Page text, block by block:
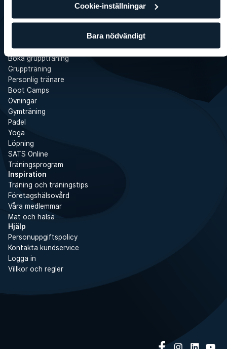
Cookie-inställningar
Bara nödvändigt
Investor Relations
Tjänster
Boka gruppträning
Gruppträning
Personlig tränare
Boot Camps
Övningar
Gymträning
Padel
Yoga
Löpning
SATS Online
Träningsprogram
Inspiration
Träning och träningstips
Företagshälsovård
Våra medlemmar
Mat och hälsa
Hjälp
Personuppgiftspolicy
Kontakta kundservice
Logga in
Villkor och regler